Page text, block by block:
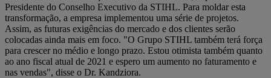
Presidente do Conselho Executivo da STIHL. Para moldar esta
transformação, a empresa implementou uma série de projetos.
Assim, as futuras exigências do mercado e dos clientes serão
colocadas ainda mais em foco. "O Grupo STIHL também terá força
para crescer no médio e longo prazo. Estou otimista também quanto
ao ano fiscal atual de 2021 e espero um aumento no faturamento e
nas vendas", disse o Dr. Kandziora.